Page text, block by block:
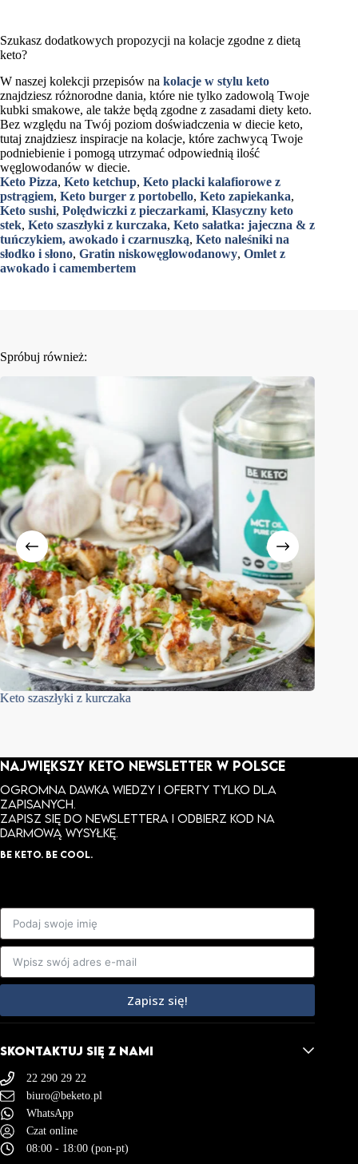
Szukasz dodatkowych propozycji na kolacje zgodne z dietą
keto?
W naszej kolekcji przepisów na kolacje w stylu keto
znajdziesz różnorodne dania, które nie tylko zadowolą Twoje
kubki smakowe, ale także będą zgodne z zasadami diety keto.
Bez względu na Twój poziom doświadczenia w diecie keto,
tutaj znajdziesz inspiracje na kolacje, które zachwycą Twoje
podniebienie i pomogą utrzymać odpowiednią ilość
węglowodanów w diecie.
Keto Pizza, Keto ketchup, Keto placki kalafiorowe z
pstrągiem, Keto burger z portobello, Keto zapiekanka,
Keto sushi, Polędwiczki z pieczarkami, Klasyczny keto
stek, Keto szaszłyki z kurczaka, Keto sałatka: jajeczna & z
tuńczykiem, awokado i czarnuszką, Keto naleśniki na
słodko i słono, Gratin niskowęglowodanowy, Omlet z
awokado i camembertem
Spróbuj również:
Keto szaszłyki z kurczaka
NAJWIĘKSZY KETO NEWSLETTER W POLSCE
Ogromna dawka wiedzy i oferty tylko dla
zapisanych.
ZAPISZ SIĘ DO NEWSLETTERA I ODBIERZ KOD NA
DARMOWĄ WYSYŁKĘ.
BE KETO. BE COOL.
Zapisz się!
SKONTAKTUJ SIĘ Z NAMI
22 290 29 22
biuro@beketo.pl
WhatsApp
Czat online
08:00 - 18:00 (pon-pt)